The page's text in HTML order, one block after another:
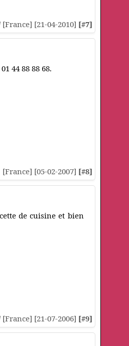
[France] [21-04-2010] [#7]
44 88 88 68.
[France] [05-02-2007] [#8]
de cuisine et bien
[France] [21-07-2006] [#9]